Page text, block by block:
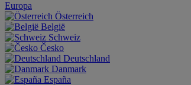
Europa
Österreich
België
Schweiz
Česko
Deutschland
Danmark
España